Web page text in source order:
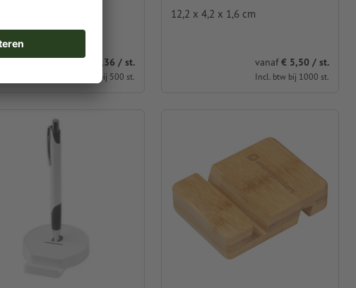
€ 9,36 / st.
Incl. btw bij 500 st.
12,2 x 4,2 x 1,6 cm
vanaf€ 5,50 / st.
Incl. btw bij 1000 st.